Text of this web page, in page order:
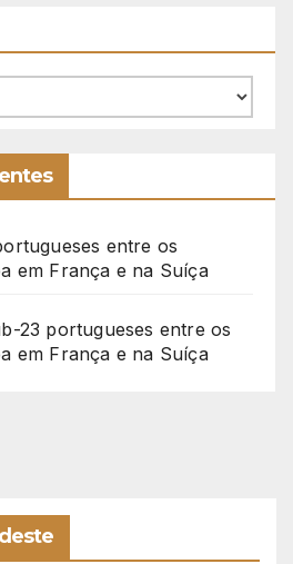
entre os
em França e na Suíça
23 portugueses entre os
em França e na Suíça